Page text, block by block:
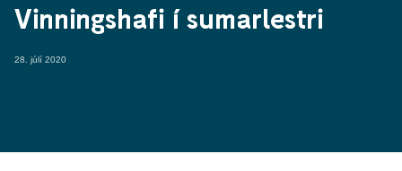
Vinningshafi í sumarlestri
28. júlí 2020